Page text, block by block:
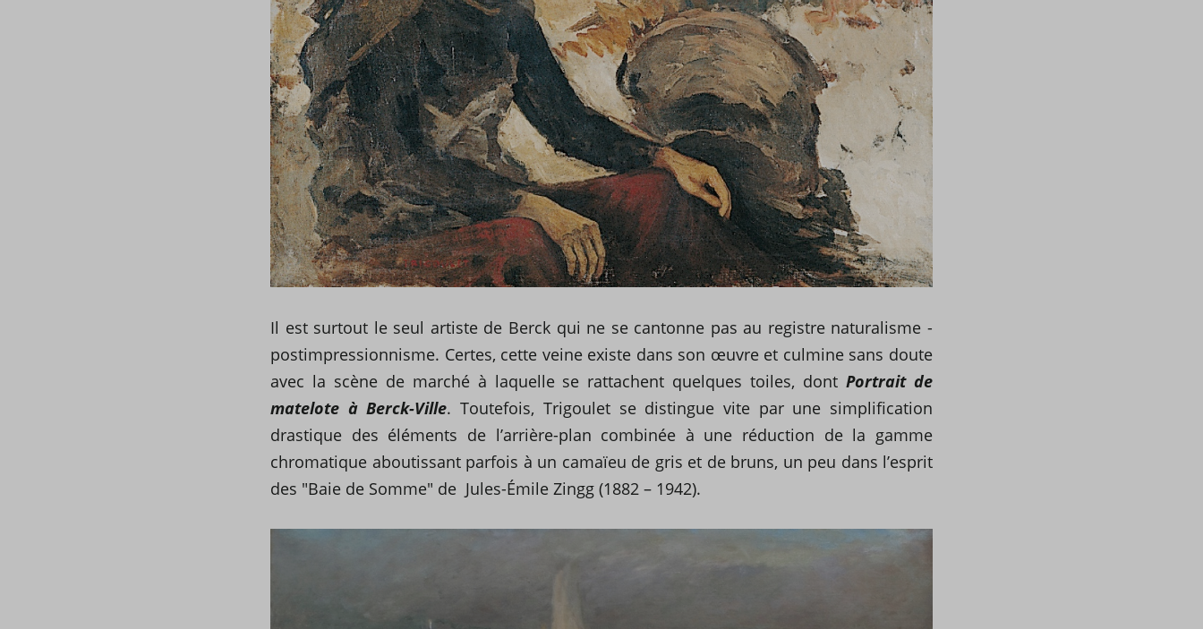
Il est surtout le seul artiste de Berck qui ne se cantonne pas au registre naturalisme -
postimpressionnisme. Certes, cette veine existe dans son œuvre et culmine sans doute
avec la scène de marché à laquelle se rattachent quelques toiles, dontPortrait de
matelote à Berck-Ville. Toutefois, Trigoulet se distingue vite par une simplification
drastique des éléments de l’arrière-plan combinée à une réduction de la gamme
chromatique aboutissant parfois à un camaïeu de gris et de bruns, un peu dans l’esprit
des "Baie de Somme" de Jules-Émile Zingg (1882 – 1942).